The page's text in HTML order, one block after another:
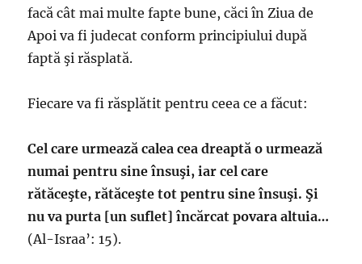
facă cât mai multe fapte bune, căci în Ziua de
Apoi va fi judecat conform principiului după
faptă şi răsplată.
Fiecare va fi răsplătit pentru ceea ce a făcut:
Cel care urmează calea cea dreaptă o urmează
numai pentru sine însuşi, iar cel care
rătăceşte, rătăceşte tot pentru sine însuşi. Şi
nu va purta [un suflet] încărcat povara altuia…
(Al-Israa’: 15).